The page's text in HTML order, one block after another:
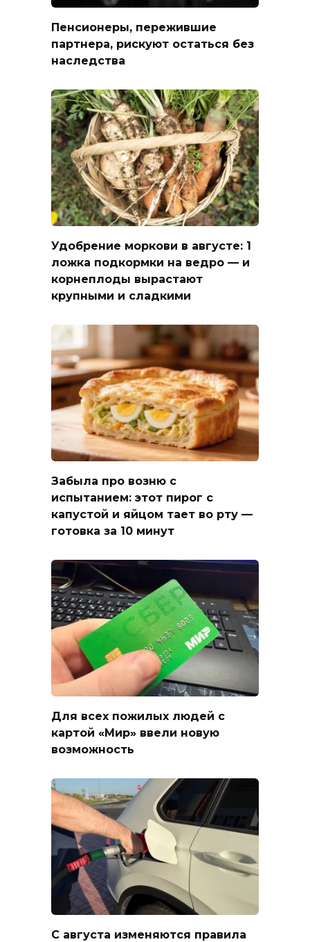
Пенсионеры, пережившие
партнера, рискуют остаться без
наследства
Удобрение моркови в августе: 1
ложка подкормки на ведро — и
корнеплоды вырастают
крупными и сладкими
Забыла про возню с
испытанием: этот пирог с
капустой и яйцом тает во рту —
готовка за 10 минут
Для всех пожилых людей с
картой «Мир» ввели новую
возможность
С августа изменяются правила